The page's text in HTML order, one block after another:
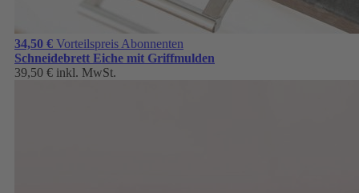
34,50 € Vorteilspreis Abonnenten
Schneidebrett Eiche mit Griffmulden
39,50 € inkl. MwSt.